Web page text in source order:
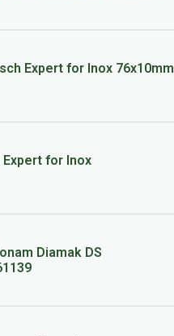
Expert for Inox 76x10mm
for Inox
Diamak DS